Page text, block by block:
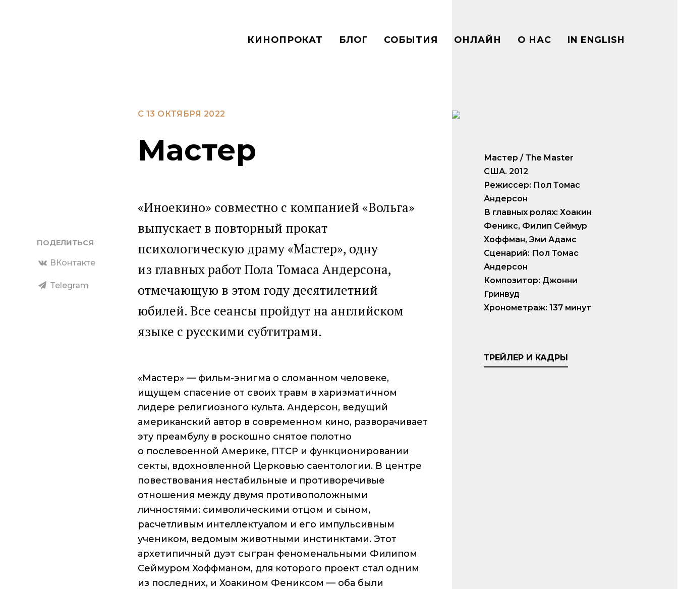
КИНОПРОКАТ БЛОГ СОБЫТИЯ ОНЛАЙН О НАС IN ENGLISH
ПОДЕЛИТЬСЯ
ВКонтакте
Telegram
С 13 ОКТЯБРЯ 2022
Мастер
«Иноекино» совместно с компанией «Вольга»
выпускает в повторный прокат
психологическую драму «Мастер», одну
из главных работ Пола Томаса Андерсона,
отмечающую в этом году десятилетний
юбилей. Все сеансы пройдут на английском
языке с русскими субтитрами.
«Мастер» — фильм-энигма о сломанном человеке,
ищущем спасение от своих травм в харизматичном
лидере религиозного культа. Андерсон, ведущий
американский автор в современном кино, разворачивает
эту преамбулу в роскошно снятое полотно
о послевоенной Америке, ПТСР и функционировании
секты, вдохновленной Церковью саентологии. В центре
повествования нестабильные и противоречивые
отношения между двумя противоположными
личностями: символическими отцом и сыном,
расчетливым интеллектуалом и его импульсивным
учеником, ведомым животными инстинктами. Этот
архетипичный дуэт сыгран феноменальными Филипом
Сеймуром Хоффманом, для которого проект стал одним
из последних, и Хоакином Фениксом — оба были
Мастер / The Master
США. 2012
Режиссер: Пол Томас
Андерсон
В главных ролях: Хоакин
Феникс, Филип Сеймур
Хоффман, Эми Адамс
Сценарий: Пол Томас
Андерсон
Композитор: Джонни
Гринвуд
Хронометраж: 137 минут
ТРЕЙЛЕР И КАДРЫ